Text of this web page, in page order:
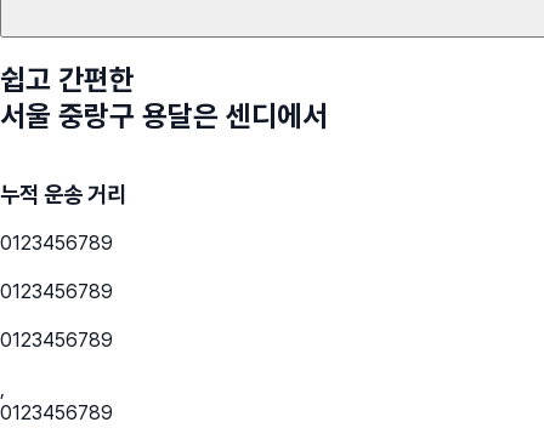
쉽고 간편한
서울 중랑구 용달은 센디에서
누적 운송 거리
0123456789
0123456789
0123456789
,
0123456789